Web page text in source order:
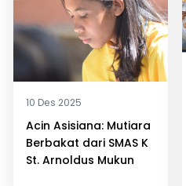
10 Des 2025
Acin Asisiana: Mutiara
Berbakat dari SMAS K
St. Arnoldus Mukun